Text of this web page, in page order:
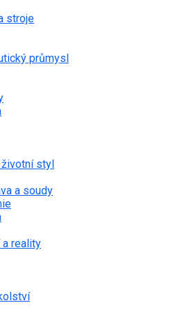
stroje
průmysl
styl
a soudy
reality